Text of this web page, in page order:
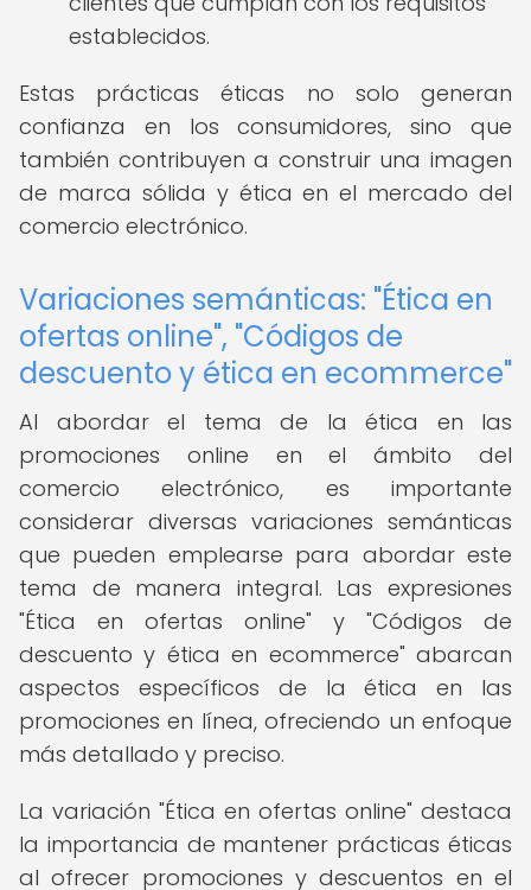
establecidos.
Estas prácticas éticas no solo generan
confianza en los consumidores, sino que
también contribuyen a construir una imagen
de marca sólida y ética en el mercado del
comercio electrónico.
Variaciones semánticas: "Ética en
ofertas online", "Códigos de
descuento y ética en ecommerce"
Al abordar el tema de la ética en las
promociones online en el ámbito del
comercio electrónico, es importante
considerar diversas variaciones semánticas
que pueden emplearse para abordar este
tema de manera integral. Las expresiones
"Ética en ofertas online" y "Códigos de
descuento y ética en ecommerce" abarcan
aspectos específicos de la ética en las
promociones en línea, ofreciendo un enfoque
más detallado y preciso.
La variación "Ética en ofertas online" destaca
la importancia de mantener prácticas éticas
al ofrecer promociones y descuentos en el